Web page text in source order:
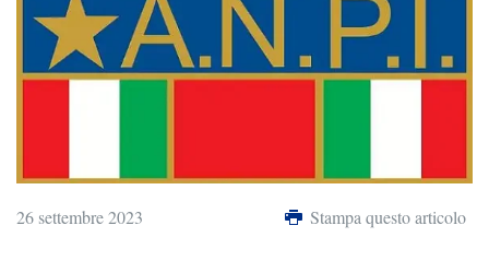
26 settembre 2023 Stampa questo articolo